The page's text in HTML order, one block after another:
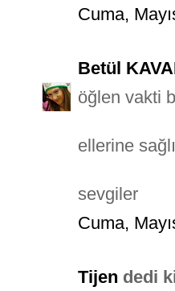
Cuma,
Betül
öğlen vakti
ellerine
sevgiler
Cuma,
Tijen dedi